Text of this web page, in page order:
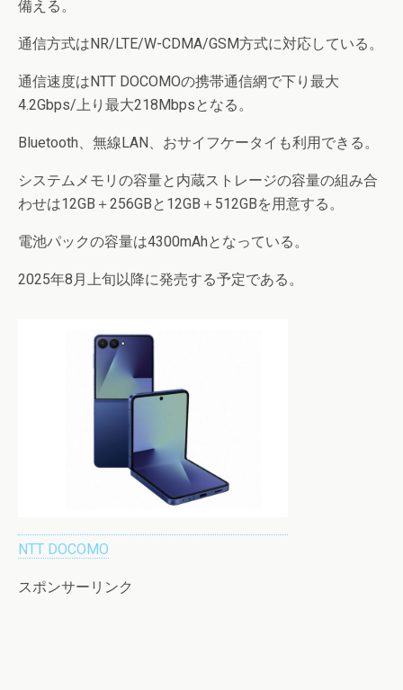
備える。
通信方式はNR/LTE/W-CDMA/GSM方式に対応している。
通信速度はNTT DOCOMOの携帯通信網で下り最大
4.2Gbps/上り最大218Mbpsとなる。
Bluetooth、無線LAN、おサイフケータイも利用できる。
システムメモリの容量と内蔵ストレージの容量の組み合
わせは12GB＋256GBと12GB＋512GBを用意する。
電池パックの容量は4300mAhとなっている。
2025年8月上旬以降に発売する予定である。
NTT DOCOMO
スポンサーリンク